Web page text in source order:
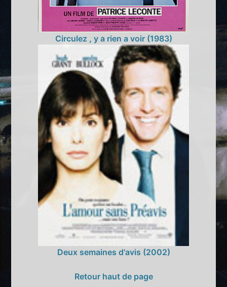
Circulez , y a rien a voir (1983)
Deux semaines d'avis (2002)
Retour haut de page